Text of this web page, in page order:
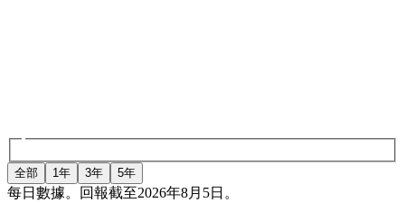
全部 1年 3年 5年
每日數據。回報截至2026年8月5日。